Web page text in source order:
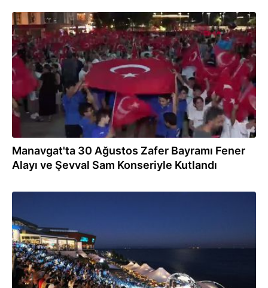
31.08.2024
Manavgat'ta 30 Ağustos Zafer Bayramı Fener
Alayı ve Şevval Sam Konseriyle Kutlandı